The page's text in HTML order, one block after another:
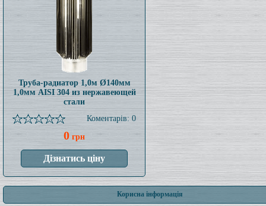
Труба-радиатор 1,0м Ø140мм
1,0мм AISI 304 из нержавеющей
стали
Коментарів: 0
0 грн
Корисна інформація